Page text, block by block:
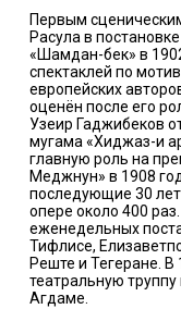
Первым
Расула в
«Шамдан-бек» в
спектаклей по
европейских
оценён после его
Узеир Гаджибеков
мугама «Хиджаз-и
главную роль на
Меджнун» в 1908
последующие 30
опере около 400
еженедельных
Тифлисе,
Реште и Тегеране.
театральную
Агдаме.